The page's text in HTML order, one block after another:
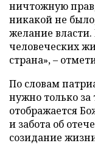
ничтожную
никакой не
желание
человеческих
страна», –
По словам
нужно только
отображается
и забота об
созидание